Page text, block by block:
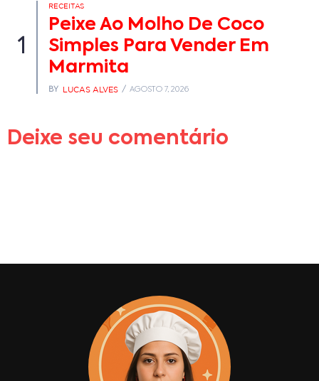
1
RECEITAS
Peixe Ao Molho De Coco
Simples Para Vender Em
Marmita
BY LUCAS ALVES AGOSTO 7, 2026
Deixe seu comentário